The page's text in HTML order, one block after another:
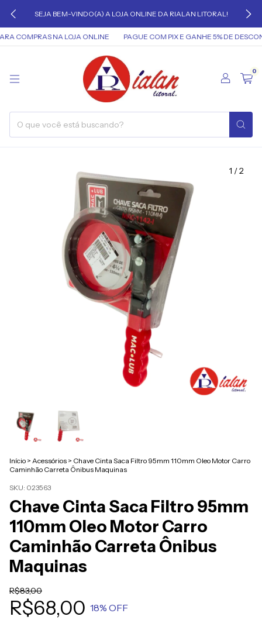
SEJA BEM-VINDO(A) A LOJA ONLINE DA RIALAN LITORAL!
COMPRAS NA LOJA ONLINE PAGUE COM PIX E GANHE 5% DE
0
1 /2
Início > Acessórios > Chave Cinta Saca Filtro 95mm 110mm Oleo Motor Carro
Caminhão Carreta Ônibus Maquinas
SKU: 023563
Chave Cinta Saca Filtro 95mm
110mm Oleo Motor Carro
Caminhão Carreta Ônibus
Maquinas
R$83,00
R$68,00 18% OFF